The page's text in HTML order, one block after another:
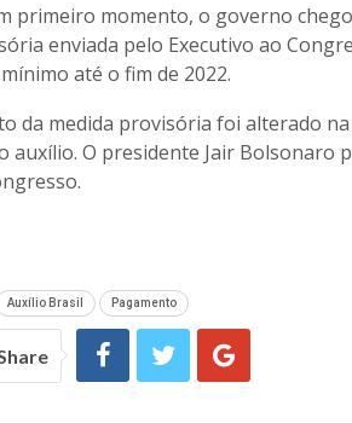
primeiro momento, o governo
enviada pelo Executivo ao
até o fim de 2022.
da medida provisória foi alterado
auxílio. O presidente Jair Bolsonaro
Auxílio Brasil Pagamento